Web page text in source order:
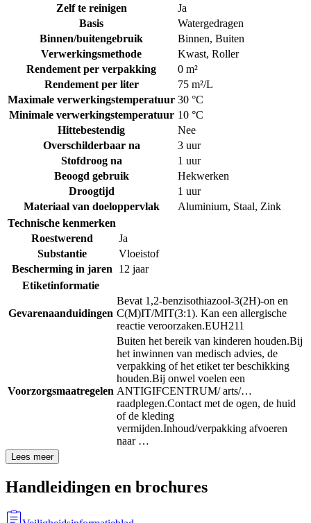
Zelf te reinigen
Ja
Basis
Watergedragen
Binnen/buitengebruik
Binnen, Buiten
Verwerkingsmethode
Kwast, Roller
Rendement per verpakking
0 m²
Rendement per liter
75 m²/L
Maximale verwerkingstemperatuur 30 °C
Minimale verwerkingstemperatuur 10 °C
Hittebestendig
Nee
Overschilderbaar na
3 uur
Stofdroog na
1 uur
Beoogd gebruik
Hekwerken
Droogtijd
1 uur
Materiaal van doeloppervlak
Aluminium, Staal, Zink
Technische kenmerken
Roestwerend
Ja
Substantie
Vloeistof
Bescherming in jaren
12 jaar
Etiketinformatie
Gevarenaanduidingen
Bevat 1,2-benzisothiazool-3(2H)-on en
C(M)IT/MIT(3:1). Kan een allergische
reactie veroorzaken.EUH211
Voorzorgsmaatregelen
Buiten het bereik van kinderen houden.Bij
het inwinnen van medisch advies, de
verpakking of het etiket ter beschikking
houden.Bij onwel voelen een
ANTIGIFCENTRUM/ arts/…
raadplegen.Contact met de ogen, de huid
of de kleding
vermijden.Inhoud/verpakking afvoeren
naar …
Lees meer
Handleidingen en brochures